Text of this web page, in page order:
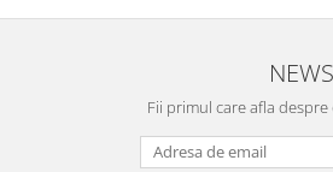
Fii primul care afla